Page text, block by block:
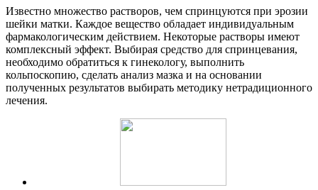
Известно множество растворов, чем спринцуются при эрозии
шейки матки. Каждое вещество обладает индивидуальным
фармакологическим действием. Некоторые растворы имеют
комплексный эффект. Выбирая средство для спринцевания,
необходимо обратиться к гинекологу, выполнить
кольпоскопию, сделать анализ мазка и на основании
полученных результатов выбирать методику нетрадиционного
лечения.